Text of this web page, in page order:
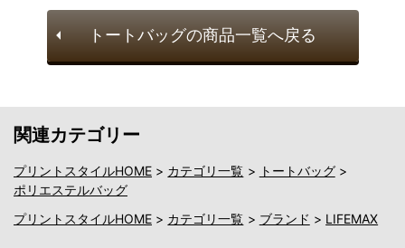
トートバッグの商品一覧へ戻る
関連カテゴリー
プリントスタイルHOME > カテゴリ一覧 > トートバッグ >
ポリエステルバッグ
プリントスタイルHOME > カテゴリ一覧 > ブランド > LIFEMAX